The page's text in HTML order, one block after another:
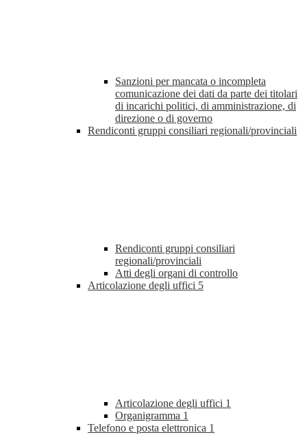
Sanzioni per mancata o incompleta
comunicazione dei dati da parte dei titolari
di incarichi politici, di amministrazione, di
direzione o di governo
Rendiconti gruppi consiliari regionali/provinciali
Rendiconti gruppi consiliari
regionali/provinciali
Atti degli organi di controllo
Articolazione degli uffici 5
Articolazione degli uffici 1
Organigramma 1
Telefono e posta elettronica 1